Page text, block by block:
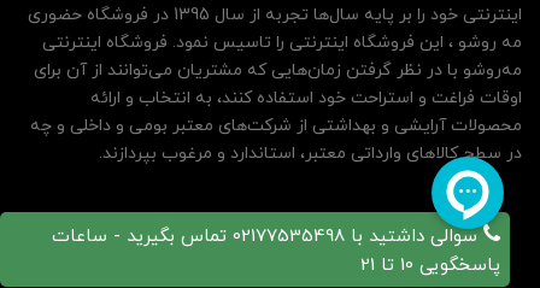
سوالی داشتید با 02177535498 تماس بگیرید - ساعات
پاسخگویی 10 تا 21
اینترنتی خود را بر پایه سال‌ها تجربه از سال 1395 در فروشگاه حضوری
مه روشو ، این فروشگاه اینترنتی را تاسیس نمود. فروشگاه اینترنتی
مه‌رو‌شو با در نظر گرفتن زمان‌هایی که مشتریان می‌توانند از آن‌ برای
اوقات فراغت و استراحت خود استفاده کنند، به انتخاب و ارائه
محصولات آرایشی و بهداشتی از شرکت‌های معتبر بومی و داخلی و چه
در سطح کالاهای وارداتی معتبر، استاندارد و مرغوب بپردازند.